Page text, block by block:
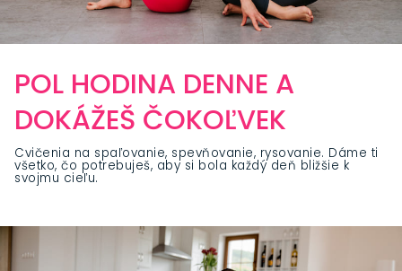
POL HODINA DENNE A
DOKÁŽEŠ ČOKOĽVEK
Cvičenia na spaľovanie, spevňovanie, rysovanie. Dáme ti
všetko, čo potrebuješ, aby si bola každý deň bližšie k
svojmu cieľu.